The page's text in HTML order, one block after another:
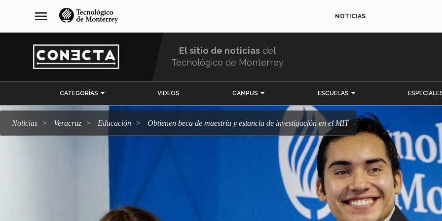
navegación
principal
menu NOTICIAS
El sitio de noticias del
Tecnológico de Monterrey
CATEGORÍAS VIDEOS CAMPUS ESCUELAS
Noticias Veracruz Educación Obtienen beca de maestría y estancia de investigación en el MIT